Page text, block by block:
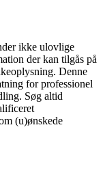
ikke ulovlige
der kan tilgås på
Denne
for professionel
Søg altid
(u)ønskede